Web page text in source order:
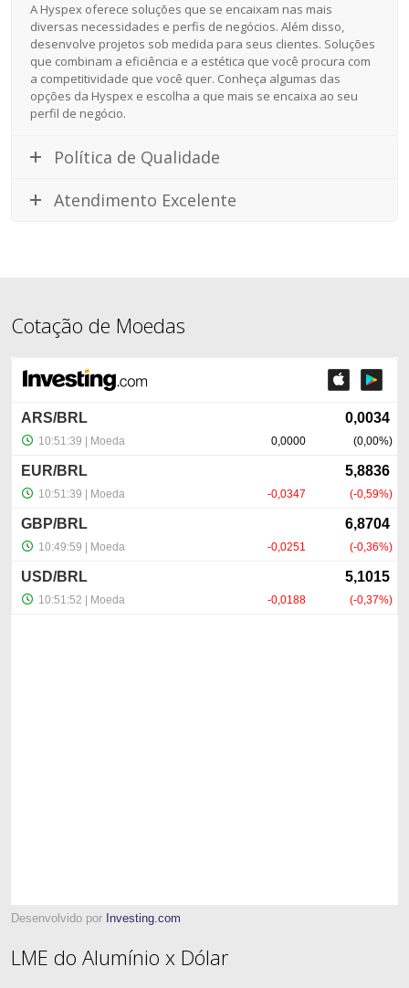
A Hyspex oferece soluções que se encaixam nas mais
diversas necessidades e perfis de negócios. Além disso,
desenvolve projetos sob medida para seus clientes. Soluções
que combinam a eficiência e a estética que você procura com
a competitividade que você quer. Conheça algumas das
opções da Hyspex e escolha a que mais se encaixa ao seu
perfil de negócio.
Política de Qualidade
Atendimento Excelente
Cotação de Moedas
Desenvolvido por Investing.com
LME do Alumínio x Dólar